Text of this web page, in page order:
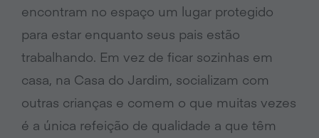
encontram no espaço um lugar protegido
para estar enquanto seus pais estão
trabalhando. Em vez de ficar sozinhas em
casa, na Casa do Jardim, socializam com
outras crianças e comem o que muitas vezes
é a única refeição de qualidade a que têm